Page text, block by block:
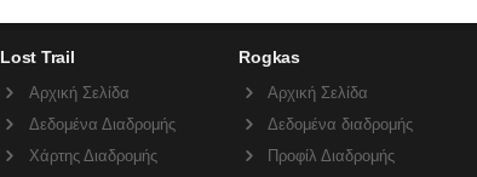
Lost Trail
Αρχική Σελίδα
Δεδομένα Διαδρομής
Χάρτης Διαδρομής
Rogkas
Αρχική Σελίδα
Δεδομένα διαδρομής
Προφίλ Διαδρομής